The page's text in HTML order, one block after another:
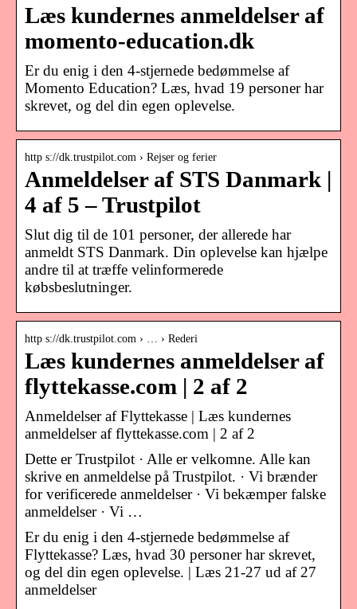
Læs kundernes anmeldelser af
momento-education.dk
Er du enig i den 4-stjernede bedømmelse af
Momento Education? Læs, hvad 19 personer har
skrevet, og del din egen oplevelse.
http s://dk.trustpilot.com › Rejser og ferier
Anmeldelser af STS Danmark |
4 af 5 – Trustpilot
Slut dig til de 101 personer, der allerede har
anmeldt STS Danmark. Din oplevelse kan hjælpe
andre til at træffe velinformerede
købsbeslutninger.
http s://dk.trustpilot.com › … › Rederi
Læs kundernes anmeldelser af
flyttekasse.com | 2 af 2
Anmeldelser af Flyttekasse | Læs kundernes
anmeldelser af flyttekasse.com | 2 af 2
Dette er Trustpilot · Alle er velkomne. Alle kan
skrive en anmeldelse på Trustpilot. · Vi brænder
for verificerede anmeldelser · Vi bekæmper falske
anmeldelser · Vi …
Er du enig i den 4-stjernede bedømmelse af
Flyttekasse? Læs, hvad 30 personer har skrevet,
og del din egen oplevelse. | Læs 21-27 ud af 27
anmeldelser